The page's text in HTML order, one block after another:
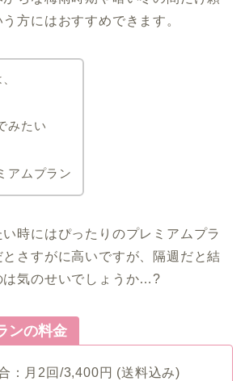
方にはおすすめできます。
みたい
アムプラン
時にはぴったりのプレミアムプラ
さすがに高いですが、隔週だと結
は気のせいでしょうか…?
ンの料金
：月2回/3,400円 (送料込み)